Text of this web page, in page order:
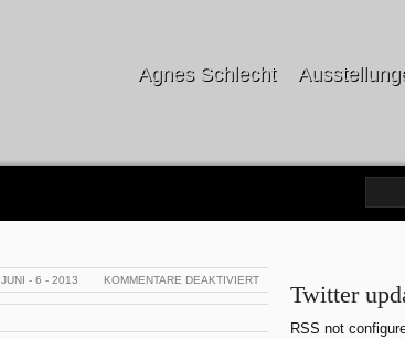
Agnes Schlecht
JUNI - 6 - 2013 KOMMENTARE DEAKTIVIERTFÜR
Twitter
RSS not